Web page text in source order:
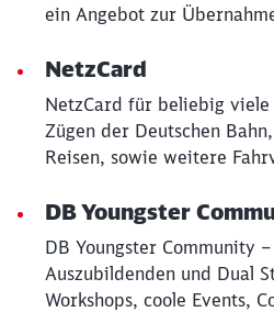
ein Angebot zur
NetzCard
NetzCard für beliebig
Zügen der Deutschen
Reisen, sowie weitere
DB Youngster
DB Youngster Community
Auszubildenden und Dual
Workshops, coole Events,